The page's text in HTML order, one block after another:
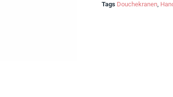
Tags Douchekranen,